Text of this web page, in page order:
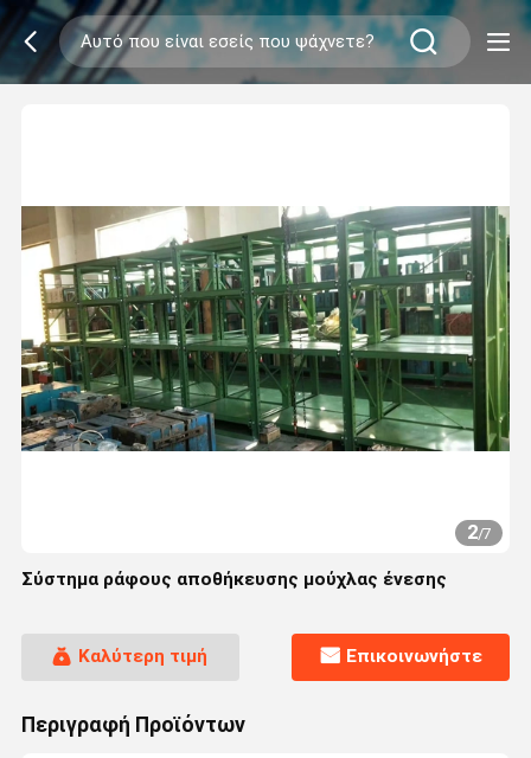
2/7
Σύστημα ράφους αποθήκευσης μούχλας ένεσης
Καλύτερη τιμή Επικοινωνήστε
Περιγραφή Προϊόντων